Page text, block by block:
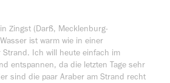
Zingst (Darß, Mecklenburg-
ist warm wie in einer
Strand. Ich will heute einfach im
entspannen, da die letzten Tage sehr
sind die paar Araber am Strand recht